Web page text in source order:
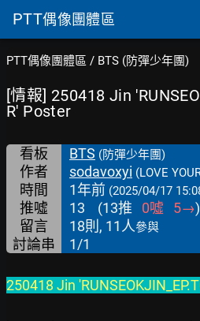
PTT偶像團體區
PTT偶像團體區 / BTS (防彈少年團)
[情報] 250418 Jin
R' Poster
看板 BTS (防彈少年團)
作者 sodavoxyi (LOVE
時間 1年前 (2025/04/17
推噓 13 (13推 0噓 5→)
留言
18則, 11人參與
討論串 1/1
250418 Jin